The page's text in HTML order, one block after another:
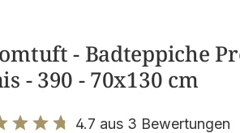
- Badteppiche
- 390 - 70x130 cm
4.7 aus 3 Bewertungen